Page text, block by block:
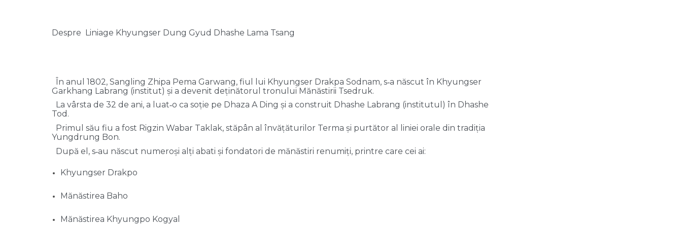
Despre Liniage Khyungser Dung Gyud Dhashe Lama Tsang
În anul 1802, Sangling Zhipa Pema Garwang, fiul lui Khyungser Drakpa Sodnam, s‑a născut în Khyungser
Garkhang Labrang (institut) și a devenit deținătorul tronului Mănăstirii Tsedruk.
La vârsta de 32 de ani, a luat‑o ca soție pe Dhaza A Ding și a construit Dhashe Labrang (institutul) în Dhashe
Tod.
Primul său fiu a fost Rigzin Wabar Taklak, stăpân al învățăturilor Terma și purtător al liniei orale din tradiția
Yungdrung Bon.
După el, s‑au născut numeroși alți abati și fondatori de mănăstiri renumiți, printre care cei ai:
Khyungser Drakpo
Mănăstirea Baho
Mănăstirea Khyungpo Kogyal